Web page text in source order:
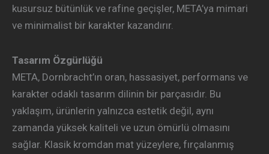
kusursuz bütünlük ve rafine geçişler, META’ya mimari
ve minimalist bir karakter kazandırır.
Tasarım Özgürlüğü
META, Dornbracht’ın oran, hassasiyet, performans ve
karakter odaklı tasarım dilinin bir parçasıdır. Bu
yaklaşım, ürünlerin yalnızca estetik değil, aynı
zamanda yüksek kaliteli ve uzun ömürlü olmasını
sağlar. Klasik kromdan mat yüzeylere, fırçalanmış